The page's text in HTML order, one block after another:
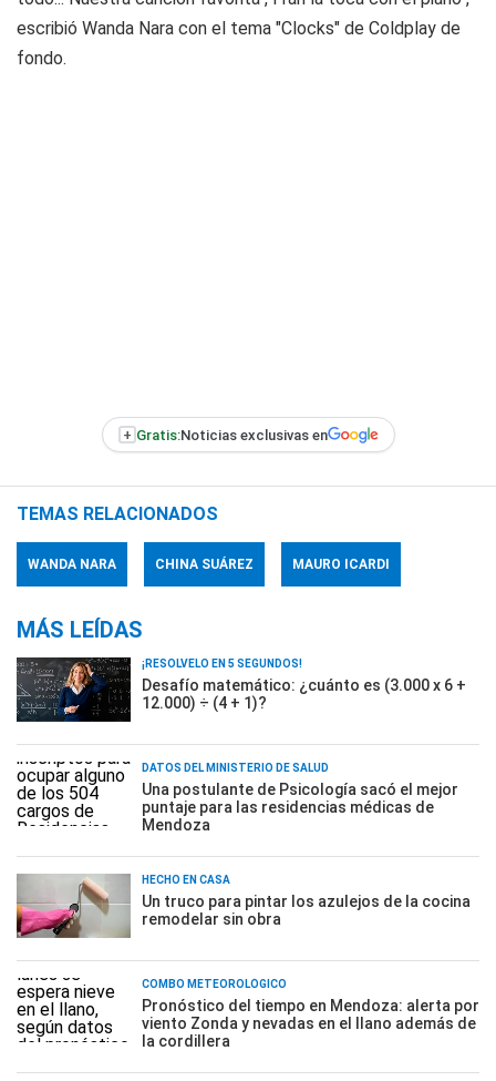
escribió Wanda Nara con el tema "Clocks" de Coldplay de
fondo.
+ Gratis:Noticias exclusivas en
TEMAS RELACIONADOS
WANDA NARA CHINA SUÁREZ MAURO ICARDI
MÁS LEÍDAS
¡RESOLVELO EN 5 SEGUNDOS!
Desafío matemático: ¿cuánto es (3.000 x 6 +
12.000) ÷ (4 + 1)?
DATOS DEL MINISTERIO DE SALUD
Una postulante de Psicología sacó el mejor
puntaje para las residencias médicas de
Mendoza
HECHO EN CASA
Un truco para pintar los azulejos de la cocina
remodelar sin obra
COMBO METEOROLÓGICO
Pronóstico del tiempo en Mendoza: alerta por
viento Zonda y nevadas en el llano además de
la cordillera